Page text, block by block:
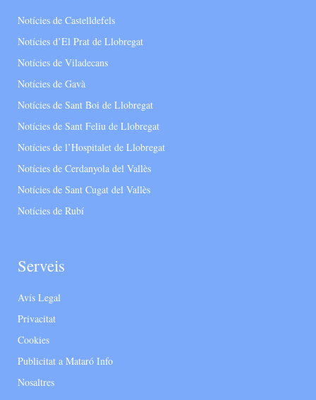
Notícies de Castelldefels
Notícies d’El Prat de Llobregat
Notícies de Viladecans
Notícies de Gavà
Notícies de Sant Boi de Llobregat
Notícies de Sant Feliu de Llobregat
Notícies de l’Hospitalet de Llobregat
Notícies de Cerdanyola del Vallès
Notícies de Sant Cugat del Vallès
Notícies de Rubí
Serveis
Avís Legal
Privacitat
Cookies
Publicitat a Mataró Info
Nosaltres